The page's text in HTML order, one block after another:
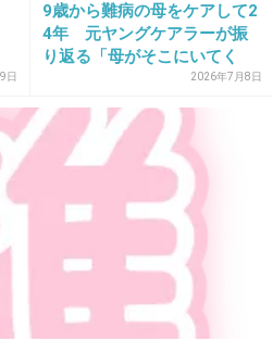
判してたりで嫌いになってしまった
+48
意してやればいいんだよ
にそうゆう行動は本人た
教えてやれ
日
9歳から難病の母をケアして2
4年 元ヤングケアラーが振
り返る「母がそこにいてく
2026年7月8日